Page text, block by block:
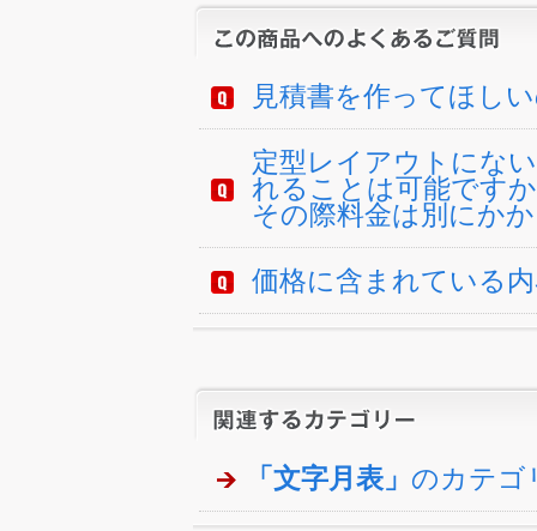
見積書を作ってほし
定型レイアウトにな
れることは可能です
その際料金は別にか
価格に含まれている
「文字月表」 のカテゴ